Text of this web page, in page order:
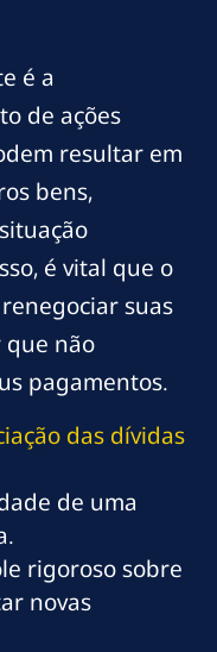
é a
de ações
resultar em
bens,
é vital que o
suas
que não
pagamentos.
das dívidas
de uma
rigoroso sobre
novas